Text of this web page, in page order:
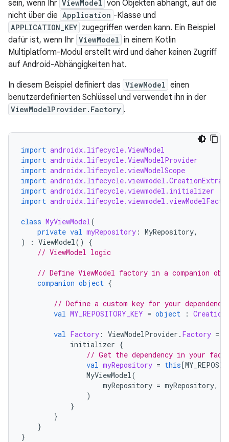
sein, wenn Ihr ViewModel von Objekten abhängt, auf die
nicht über die Application -Klasse und
APPLICATION_KEY zugegriffen werden kann. Ein Beispiel
dafür ist, wenn Ihr ViewModel in einem Kotlin
Multiplatform-Modul erstellt wird und daher keinen Zugriff
auf Android-Abhängigkeiten hat.
In diesem Beispiel definiert das ViewModel einen
benutzerdefinierten Schlüssel und verwendet ihn in der
ViewModelProvider.Factory .
import androidx.lifecycle.ViewModel
import androidx.lifecycle.ViewModelProvider
import androidx.lifecycle.viewModelScope
import androidx.lifecycle.viewmodel.CreationExtras
import androidx.lifecycle.viewmodel.initializer
import
class MyViewModel(
private val myRepository : MyRepository,
)
: ViewModel()
{
// ViewModel logic
// Define ViewModel factory in a companion
companion object {
// Define a custom key for your dependency
val MY_REPOSITORY_KEY = object :
val Factory : ViewModelProvider . Factory =
initializer {
// Get the dependency in your
val myRepository = this[
MyViewModel(
myRepository = myRepository,
)
}
}
}
}